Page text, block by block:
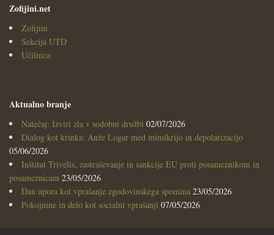
Zofijini.net
Zofijini
Sekcija UTD
Učilnica
Aktualno branje
Natečaj: Izviri zla v sodobni družbi 02/07/2026
Dialog kot krinka: Anže Logar med mimikrijo in depolarizacijo
05/06/2026
Inštitut Trivelis, zastraševanje in sankcije EU proti posameznikom in
posameznicam 23/05/2026
Dan upora kot vprašanje zgodovinskega spomina 23/05/2026
Pokojnine in delo kot socialni vprašanji 07/05/2026